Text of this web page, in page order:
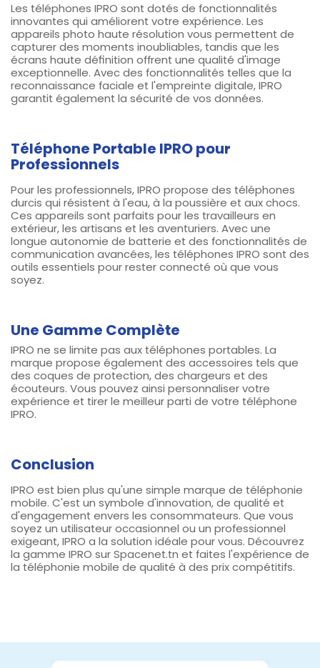
Les téléphones IPRO sont dotés de fonctionnalités
innovantes qui améliorent votre expérience. Les
appareils photo haute résolution vous permettent de
capturer des moments inoubliables, tandis que les
écrans haute définition offrent une qualité d'image
exceptionnelle. Avec des fonctionnalités telles que la
reconnaissance faciale et l'empreinte digitale, IPRO
garantit également la sécurité de vos données.
Téléphone Portable IPRO pour
Professionnels
Pour les professionnels, IPRO propose des téléphones
durcis qui résistent à l'eau, à la poussière et aux chocs.
Ces appareils sont parfaits pour les travailleurs en
extérieur, les artisans et les aventuriers. Avec une
longue autonomie de batterie et des fonctionnalités de
communication avancées, les téléphones IPRO sont des
outils essentiels pour rester connecté où que vous
soyez.
Une Gamme Complète
IPRO ne se limite pas aux téléphones portables. La
marque propose également des accessoires tels que
des coques de protection, des chargeurs et des
écouteurs. Vous pouvez ainsi personnaliser votre
expérience et tirer le meilleur parti de votre téléphone
IPRO.
Conclusion
IPRO est bien plus qu'une simple marque de téléphonie
mobile. C'est un symbole d'innovation, de qualité et
d'engagement envers les consommateurs. Que vous
soyez un utilisateur occasionnel ou un professionnel
exigeant, IPRO a la solution idéale pour vous. Découvrez
la gamme IPRO sur Spacenet.tn et faites l'expérience de
la téléphonie mobile de qualité à des prix compétitifs.